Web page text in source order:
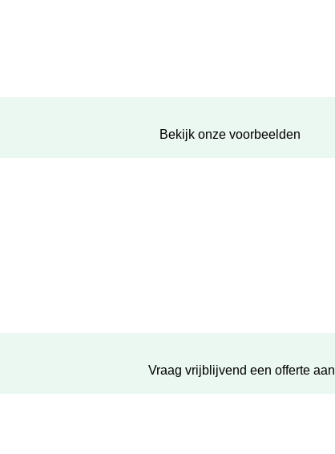
Bekijk onze voorbeelden
Vraag vrijblijvend een offerte aan